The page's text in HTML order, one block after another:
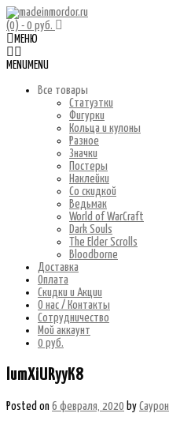
(0) - 0 руб.
МЕНЮ
MENU MENU
Все товары
Статуэтки
Фигурки
Кольца и кулоны
Разное
Значки
Постеры
Наклейки
Со скидкой
Ведьмак
World of WarCraft
Dark Souls
The Elder Scrolls
Bloodborne
Доставка
Оплата
Скидки и Акции
О нас / Контакты
Сотрудничество
Мой аккаунт
0 руб.
lumXiURyyK8
Posted on 6 февраля, 2020 by Саурон